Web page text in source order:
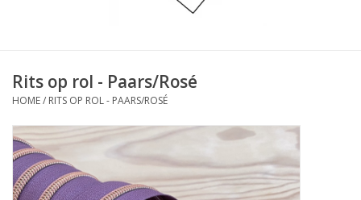
Fournituren
Workshops
Rits op rol - Paars/Rosé
HOME/ RITS OP ROL - PAARS/ROSÉ